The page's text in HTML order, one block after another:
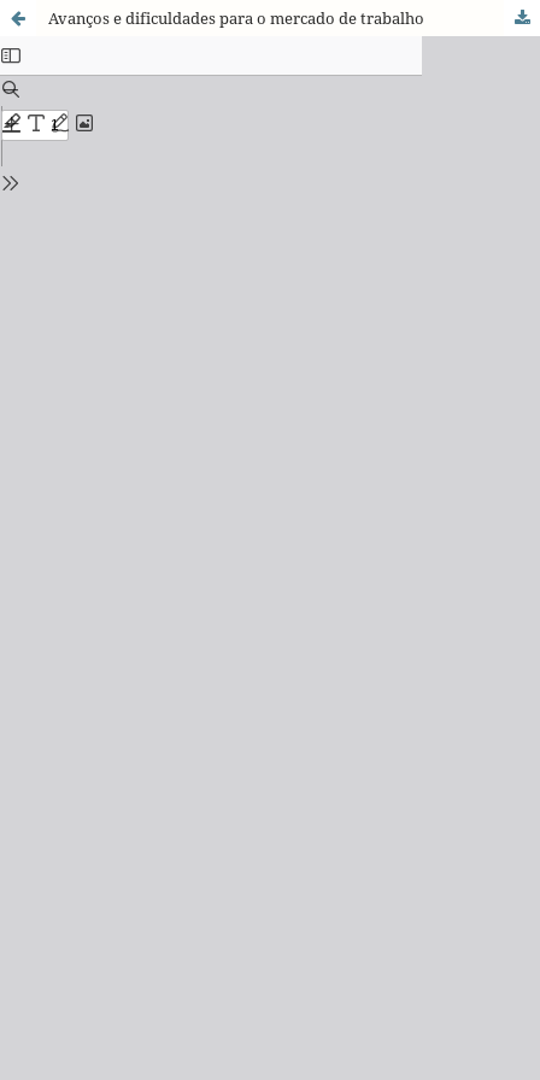
Avanços e dificuldades para o mercado de trabalho